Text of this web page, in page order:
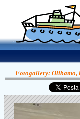
Fotogallery: Olibamo,